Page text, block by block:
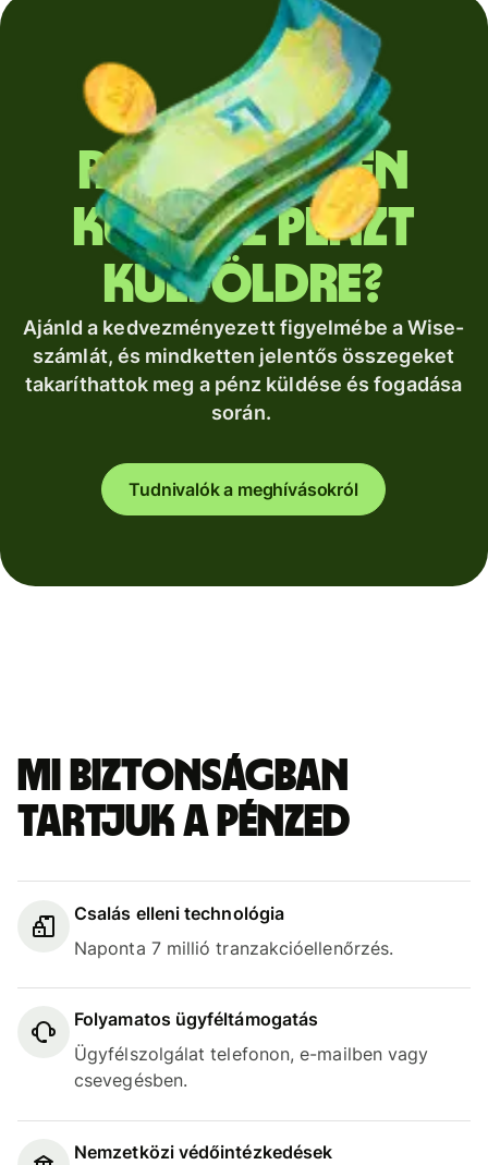
Rendszeresen
küldesz pénzt
külföldre?
Ajánld a kedvezményezett figyelmébe a Wise-
számlát, és mindketten jelentős összegeket
takaríthattok meg a pénz küldése és fogadása
során.
Tudnivalók a meghívásokról
Mi biztonságban
tartjuk a pénzed
Csalás elleni technológia
Naponta 7 millió tranzakcióellenőrzés.
Folyamatos ügyféltámogatás
Ügyfélszolgálat telefonon, e-mailben vagy
csevegésben.
Nemzetközi védőintézkedések